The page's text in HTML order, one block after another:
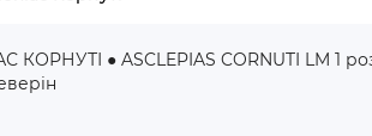
КОРНУТІ ● ASCLEPIAS CORNUTI LM 1